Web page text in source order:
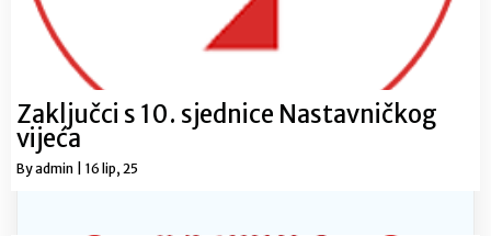
Zaključci s 10. sjednice Nastavničkog
vijeća
Byadmin 16 lip, 25